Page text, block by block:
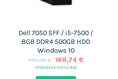
Dell 7050 SFF / i5-7500 /
8GB DDR4 500GB HDD
Windows 10
599,00€ O
preço
168,74 €O
impostos incluídos